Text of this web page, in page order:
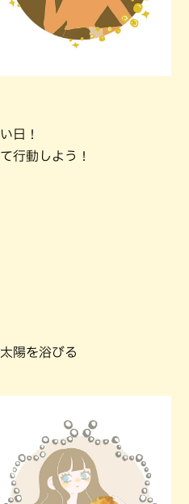
日！
行動しよう！
陽を浴びる